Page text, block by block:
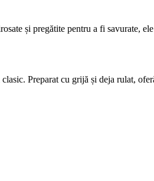
și pregătite pentru a fi savurate,
Preparat cu grijă și deja rulat,